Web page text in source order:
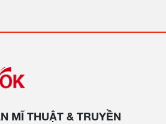
MĨ THUẬT & TRUYỀN